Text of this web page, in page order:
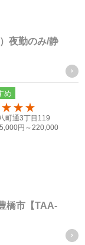
の確認・回答
情報を第三者
に必要がある場
な場合
の推進のために
を得ることが
夜勤のみ/静
橋市【TAA-
め
町通3丁目119
円～220,000